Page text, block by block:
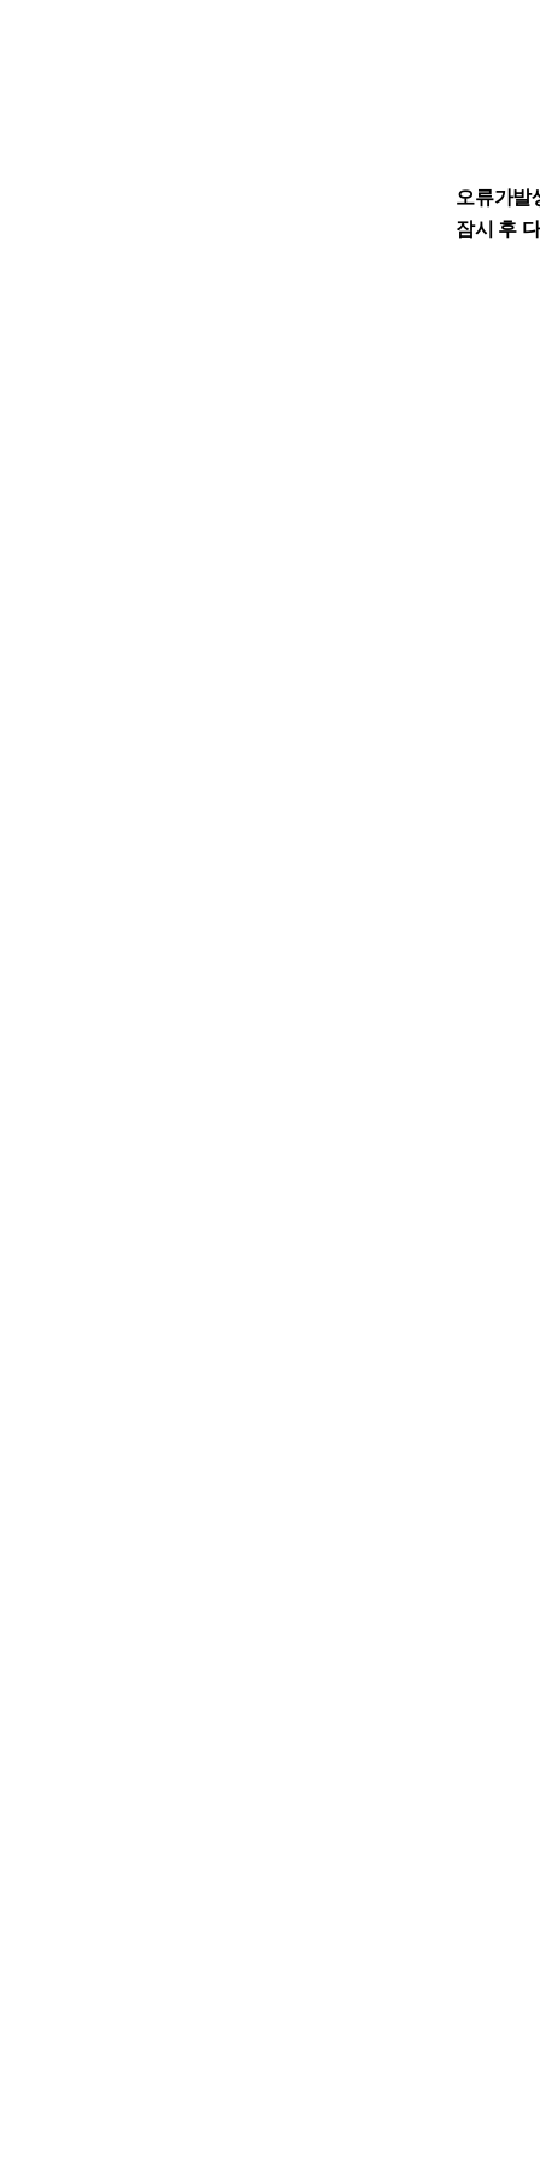
오류가발
잠시 후